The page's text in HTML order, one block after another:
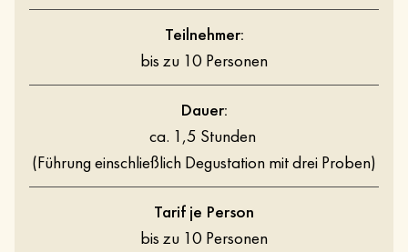
Teilnehmer:
bis zu 10 Personen
Dauer:
ca. 1,5 Stunden
(Führung einschließlich Degustation mit drei Proben)
Tarif je Person
bis zu 10 Personen